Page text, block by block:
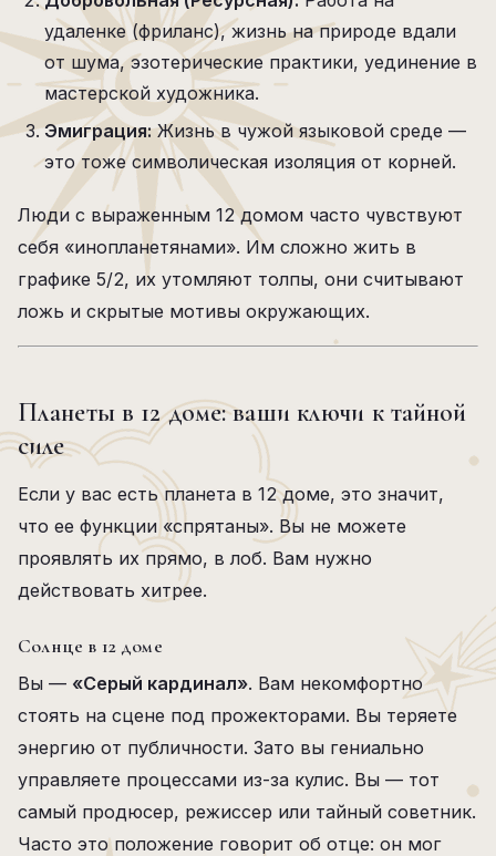
удаленке (фриланс), жизнь на природе вдали
от шума, эзотерические практики, уединение в
мастерской художника.
Эмиграция:Жизнь в чужой языковой среде —
это тоже символическая изоляция от корней.
Люди с выраженным 12 домом часто чувствуют
себя «инопланетянами». Им сложно жить в
графике 5/2, их утомляют толпы, они считывают
ложь и скрытые мотивы окружающих.
Планеты в 12 доме: ваши ключи к тайной
силе
Если у вас есть планета в 12 доме, это значит,
что ее функции «спрятаны». Вы не можете
проявлять их прямо, в лоб. Вам нужно
действовать хитрее.
Солнце в 12 доме
Вы — «Серый кардинал». Вам некомфортно
стоять на сцене под прожекторами. Вы теряете
энергию от публичности. Зато вы гениально
управляете процессами из-за кулис. Вы — тот
самый продюсер, режиссер или тайный советник.
Часто это положение говорит об отце: он мог